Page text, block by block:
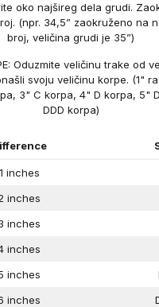
oko najšireg dela grudi.
(npr. 34,5” zaokruženo na
broj, veličina grudi je 35”)
Oduzmite veličinu trake od
svoju veličinu korpe. (1"
3" C korpa, 4" D korpa, 5"
DDD korpa)
1 inches
inches
inches
inches
inches
inches